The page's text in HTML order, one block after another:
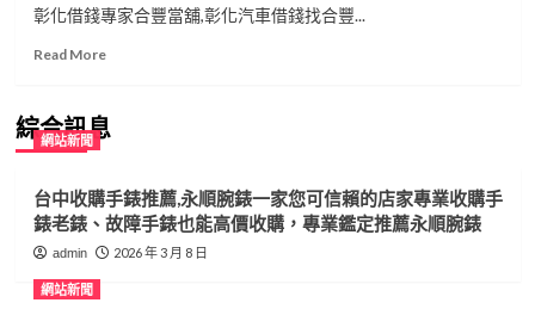
彰化借錢專家合豐當舖,彰化汽車借錢找合豐...
Read MoreRead
彰
化
錢
專
家
合
綜合訊息
網站新聞
台中收購手錶推薦,永順腕錶一家您可信賴的店家專業收購手
錶老錶、故障手錶也能高價收購，專業鑑定推薦永順腕錶
admin 2026 年 3 月 8 日
網站新聞